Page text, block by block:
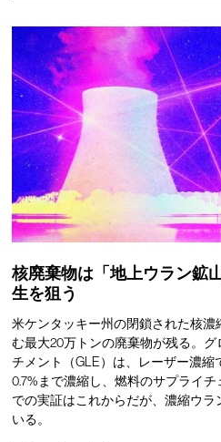
核廃棄物は「地上ウラン鉱
生を狙う
米ケンタッキー州の閉鎖された核
む最大20万トンの廃棄物が残る。
チメント（GLE）は、レーザー濃縮
0.7%まで濃縮し、燃料のサプライ
での実証はこれからだが、濃縮ウ
いる。